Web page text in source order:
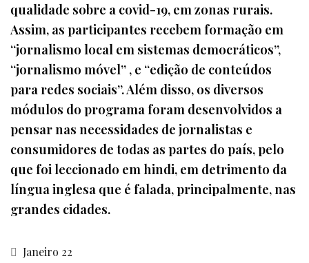
qualidade sobre a covid-19, em zonas rurais.
Assim, as participantes recebem formação em
“jornalismo local em sistemas democráticos”,
“jornalismo móvel” , e “edição de conteúdos
para redes sociais”. Além disso, os diversos
módulos do programa foram desenvolvidos a
pensar nas necessidades de jornalistas e
consumidores de todas as partes do país, pelo
que foi leccionado em hindi, em detrimento da
língua inglesa que é falada, principalmente, nas
grandes cidades.
Janeiro 22